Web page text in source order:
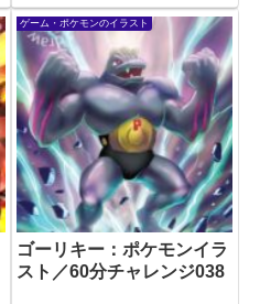
ゲーム・ポケモンのイラスト
ゴーリキー：ポケモンイラ
スト／60分チャレンジ038